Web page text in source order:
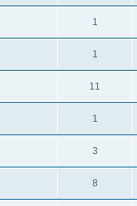
1
1
11
1
3
8